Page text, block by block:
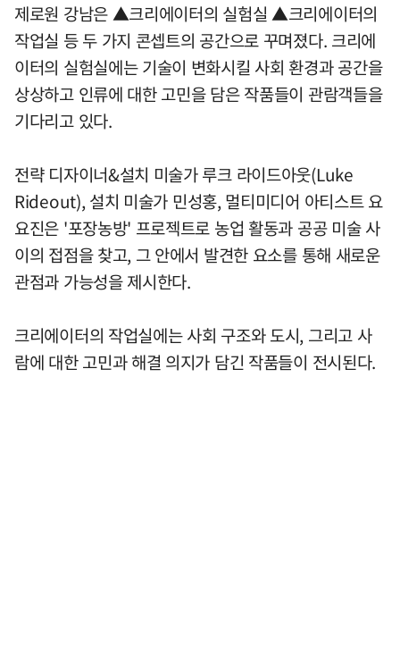
제로원 강남은 ▲크리에이터의 실험실 ▲크리에이터의
작업실 등 두 가지 콘셉트의 공간으로 꾸며졌다. 크리에
이터의 실험실에는 기술이 변화시킬 사회 환경과 공간을
상상하고 인류에 대한 고민을 담은 작품들이 관람객들을
기다리고 있다.
전략 디자이너&설치 미술가 루크 라이드아웃(Luke
Rideout), 설치 미술가 민성홍, 멀티미디어 아티스트 요
요진은 '포장농방' 프로젝트로 농업 활동과 공공 미술 사
이의 접점을 찾고, 그 안에서 발견한 요소를 통해 새로운
관점과 가능성을 제시한다.
크리에이터의 작업실에는 사회 구조와 도시, 그리고 사
람에 대한 고민과 해결 의지가 담긴 작품들이 전시된다.